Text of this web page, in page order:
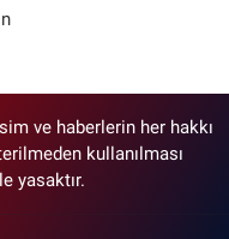
ve haberlerin her hakkı
kullanılması
yasaktır.